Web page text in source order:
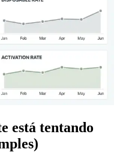
está tentando